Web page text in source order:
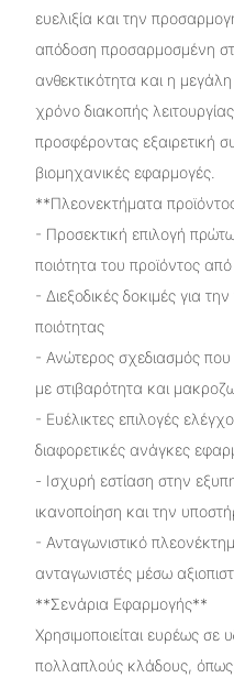
ευελιξία και την
απόδοση προσαρμοσμένη
ανθεκτικότητα και η
χρόνο διακοπής
προσφέροντας εξαιρετική
βιομηχανικές εφαρμογές.
**Πλεονεκτήματα
- Προσεκτική επιλογή
ποιότητα του προϊόντος
- Διεξοδικές δοκιμές για
ποιότητας
- Ανώτερος σχεδιασμός
με στιβαρότητα και
- Ευέλικτες επιλογές
διαφορετικές ανάγκες
- Ισχυρή εστίαση στην
ικανοποίηση και την
- Ανταγωνιστικό
ανταγωνιστές μέσω
**Σενάρια Εφαρμογής**
Χρησιμοποιείται ευρέως
πολλαπλούς κλάδους,